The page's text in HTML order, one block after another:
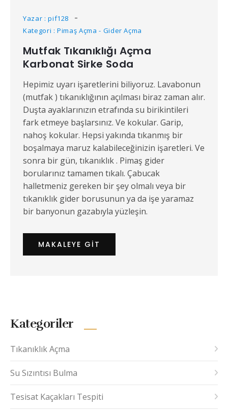
Yazar : pif128
Kategori : Pimaş Açma - Gider Açma
Mutfak Tıkanıklığı Açma
Karbonat Sirke Soda
Hepimiz uyarı işaretlerini biliyoruz. Lavabonun
(mutfak ) tıkanıklığının açılması biraz zaman alır.
Duşta ayaklarınızın etrafında su birikintileri
fark etmeye başlarsınız. Ve kokular. Garip,
nahoş kokular. Hepsi yakında tıkanmış bir
boşalmaya maruz kalabileceğinizin işaretleri. Ve
sonra bir gün, tıkanıklık . Pimaş gider
borularınız tamamen tıkalı. Çabucak
halletmeniz gereken bir şey olmalı veya bir
tıkanıklık gider borusunun ya da işe yaramaz
bir banyonun gazabıyla yüzleşin.
MAKALEYE GIT
Kategoriler
Tıkanıklık Açma
Su Sızıntısı Bulma
Tesisat Kaçakları Tespiti